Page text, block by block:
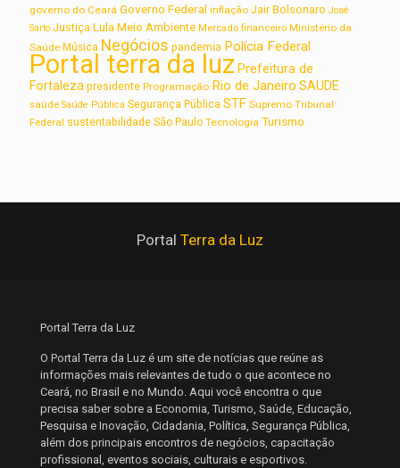
governo do Ceará Governo Federal inflação Jair Bolsonaro José
Sarto Justiça Lula Meio Ambiente Mercado financeiro Ministério da
Saúde Música Negócios pandemia Polícia Federal
Portal terra da luz Prefeitura de
Fortaleza presidente Programação Rio de Janeiro SAUDE
saúde Saúde Pública Segurança Pública STF Supremo Tribunal
Federal sustentabilidade São Paulo Tecnologia Turismo
Portal Terra da Luz
Portal Terra da Luz
O Portal Terra da Luz é um site de notícias que reúne as
informações mais relevantes de tudo o que acontece no
Ceará, no Brasil e no Mundo. Aqui você encontra o que
precisa saber sobre a Economia, Turismo, Saúde, Educação,
Pesquisa e Inovação, Cidadania, Política, Segurança Pública,
além dos principais encontros de negócios, capacitação
profissional, eventos sociais, culturais e esportivos.